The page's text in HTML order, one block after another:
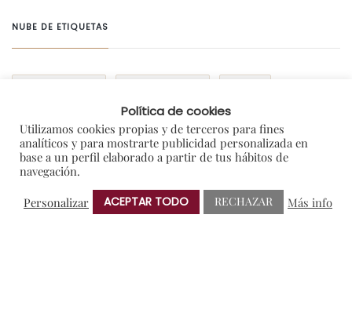
NUBE DE ETIQUETAS
NOTAS DE PRENSA RIBERA DEL DUERO
VERDEJO
Política de cookies
Utilizamos cookies propias y de terceros para fines
analíticos y para mostrarte publicidad personalizada en
base a un perfil elaborado a partir de tus hábitos de
navegación.
Personalizar
ACEPTAR TODO RECHAZAR Más info